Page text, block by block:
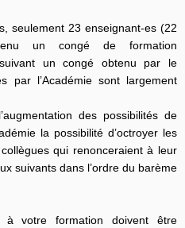
seulement 23 enseignant-es (22
un congé de formation
un congé obtenu par le
par l’Académie sont largement
des possibilités de
la possibilité d’octroyer les
qui renonceraient à leur
suivants dans l’ordre du barème
à votre formation doivent être